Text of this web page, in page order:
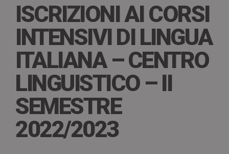
ISCRIZIONI AI CORSI
INTENSIVI DI LINGUA
ITALIANA – CENTRO
LINGUISTICO – II
SEMESTRE
2022/2023